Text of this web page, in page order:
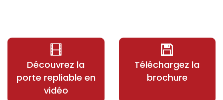
Découvrez la
porte repliable en
vidéo
Téléchargez la
brochure